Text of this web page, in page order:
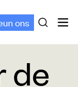
ons
de